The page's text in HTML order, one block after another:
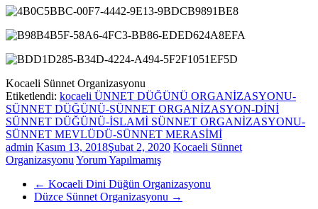
Kocaeli Sünnet Organizasyonu
Etiketlendi: kocaeli ÜNNET DÜĞÜNÜ ORGANİZASYONU-
SÜNNET DÜĞÜNÜ-SÜNNET ORGANİZASYON-DİNİ
SÜNNET DÜĞÜNÜ-İSLAMİ SÜNNET ORGANİZASYONU-
SÜNNET MEVLÜDÜ-SÜNNET MERASİMİ
admin Kasım 13, 2018Şubat 2, 2020 Kocaeli Sünnet
Organizasyonu Yorum Yapılmamış
← Kocaeli Dini Düğün Organizasyonu
Düzce Sünnet Organizasyonu →